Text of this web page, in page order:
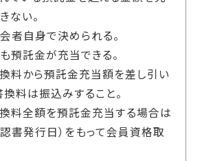
ない。
者自身で決められる。
預託金が充当できる。
料から預託金充当額を差し引い
料は振込みすること。
料全額を預託金充当する場合は
書発行日）をもって会員資格取